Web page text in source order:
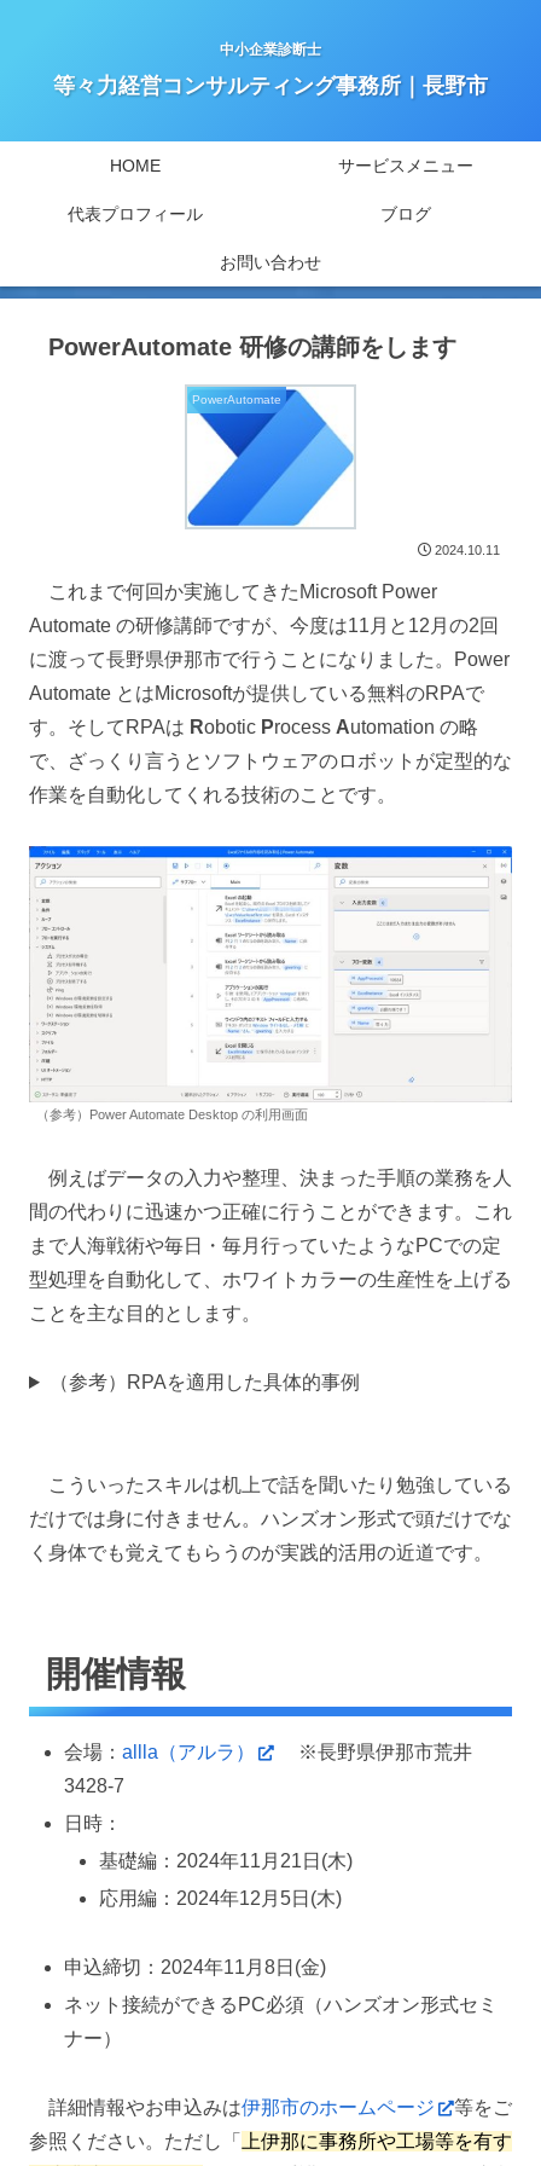
中小企業診断士
等々力経営コンサルティング事務所｜長野市
HOME サービスメニュー
代表プロフィール ブログ
お問い合わせ
PowerAutomate 研修の講師をします
PowerAutomate
2024.10.11
これまで何回か実施してきたMicrosoft Power
Automate の研修講師ですが、今度は11月と12月の2回
に渡って長野県伊那市で行うことになりました。Power
Automate とはMicrosoftが提供している無料のRPAで
す。そしてRPAは Robotic Process Automation の略
で、ざっくり言うとソフトウェアのロボットが定型的な
作業を自動化してくれる技術のことです。
（参考）Power Automate Desktop の利用画面
例えばデータの入力や整理、決まった手順の業務を人
間の代わりに迅速かつ正確に行うことができます。これ
まで人海戦術や毎日・毎月行っていたようなPCでの定
型処理を自動化して、ホワイトカラーの生産性を上げる
ことを主な目的とします。
（参考）RPAを適用した具体的事例
こういったスキルは机上で話を聞いたり勉強している
だけでは身に付きません。ハンズオン形式で頭だけでな
く身体でも覚えてもらうのが実践的活用の近道です。
開催情報
会場：allla（アルラ）
※長野県伊那市荒井
3428-7
日時：
基礎編：2024年11月21日(木)
応用編：2024年12月5日(木)
申込締切：2024年11月8日(金)
ネット接続ができるPC必須（ハンズオン形式セミ
ナー）
詳細情報やお申込みは伊那市のホームページ
等をご
参照ください。ただし「
上伊那に事務所や工場等を有す